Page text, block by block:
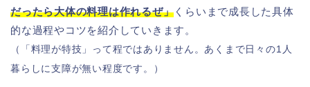
だったら大体の料理は作れるぜ」 くらいまで成長した具体
的な過程やコツを紹介していきます。
（「料理が特技」って程ではありません。あくまで日々の1人
暮らしに支障が無い程度です。）